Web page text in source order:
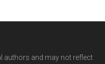
authors and may not reflect